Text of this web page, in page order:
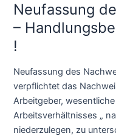
Neufassung
–
!
Neufassung des
verpflichtet das
Arbeitgeber,
Arbeitsverhältnisses „
niederzulegen, zu
Neufassung
des
Nachweisgesetzes
–
Handlungsbedarf
Arbeitgeber